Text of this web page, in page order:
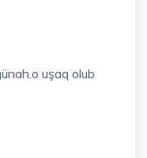
uşaq olub